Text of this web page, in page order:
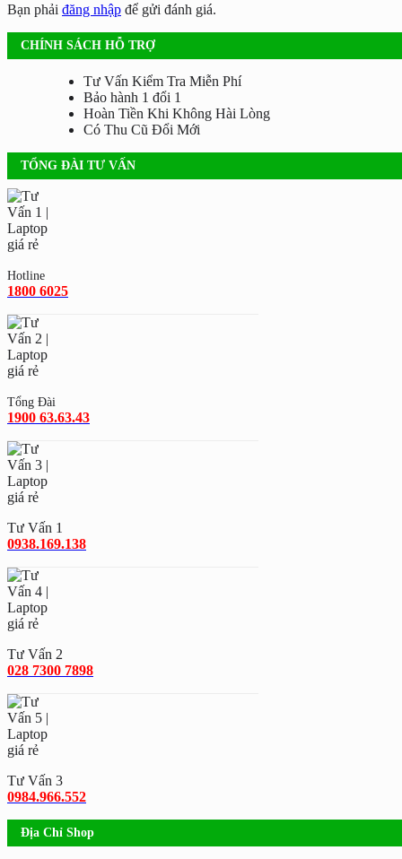
Bạn phải đăng nhập để gửi đánh giá.
CHÍNH SÁCH HỖ TRỢ
Tư Vấn Kiểm Tra Miễn Phí
Bảo hành 1 đổi 1
Hoàn Tiền Khi Không Hài Lòng
Có Thu Cũ Đổi Mới
TỔNG ĐÀI TƯ VẤN
Hotline
1800 6025
Tổng Đài
1900 63.63.43
Tư Vấn 1
0938.169.138
Tư Vấn 2
028 7300 7898
Tư Vấn 3
0984.966.552
Địa Chỉ Shop